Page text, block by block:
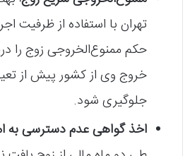
ممنوع‌الخروجی سریع زوج:
تهران با استفاده از ظرفیت
حکم ممنوع‌الخروجی زوج را
خروج وی از کشور پیش از
جلوگیری شود.
اخذ گواهی عدم دسترسی به